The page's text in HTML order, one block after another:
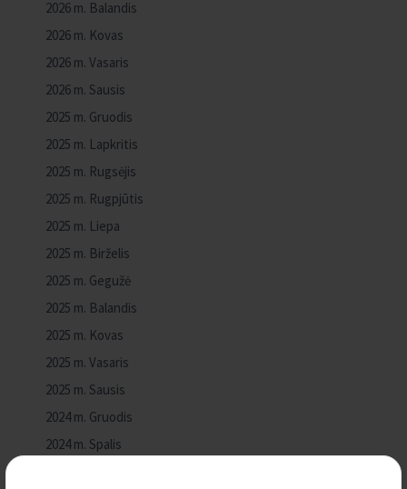
2026 m. Balandis
2026 m. Kovas
2026 m. Vasaris
2026 m. Sausis
2025 m. Gruodis
2025 m. Lapkritis
2025 m. Rugsėjis
2025 m. Rugpjūtis
2025 m. Liepa
2025 m. Birželis
2025 m. Gegužė
2025 m. Balandis
2025 m. Kovas
2025 m. Vasaris
2025 m. Sausis
2024 m. Gruodis
2024 m. Spalis